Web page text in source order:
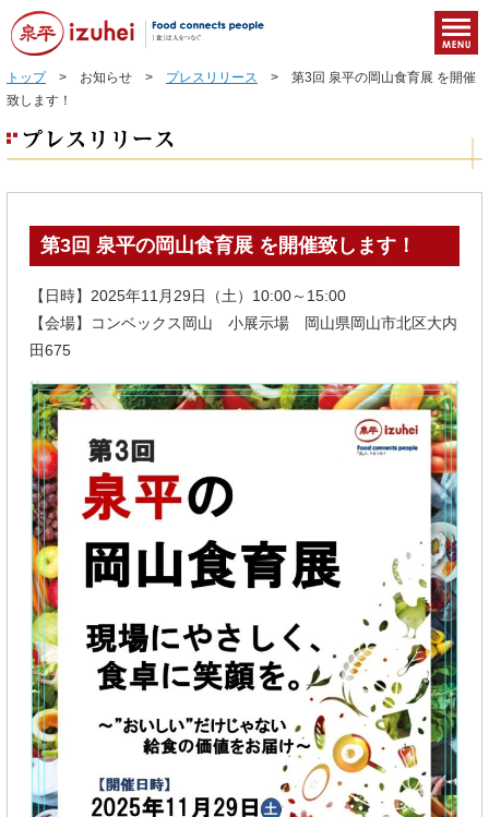
トップ> お知らせ > プレスリリース > 第3回 泉平の岡山食育展 を開催
致します！
第3回 泉平の岡山食育展 を開催致します！
【日時】2025年11月29日（土）10:00～15:00
【会場】コンベックス岡山 小展示場 岡山県岡山市北区大内
田675